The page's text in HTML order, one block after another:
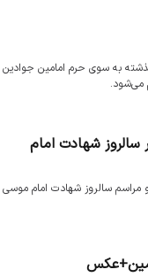
به سوی حرم امامین جوادین
می‌شود.
شهادت امام
مراسم سالروز شهادت امام موسی